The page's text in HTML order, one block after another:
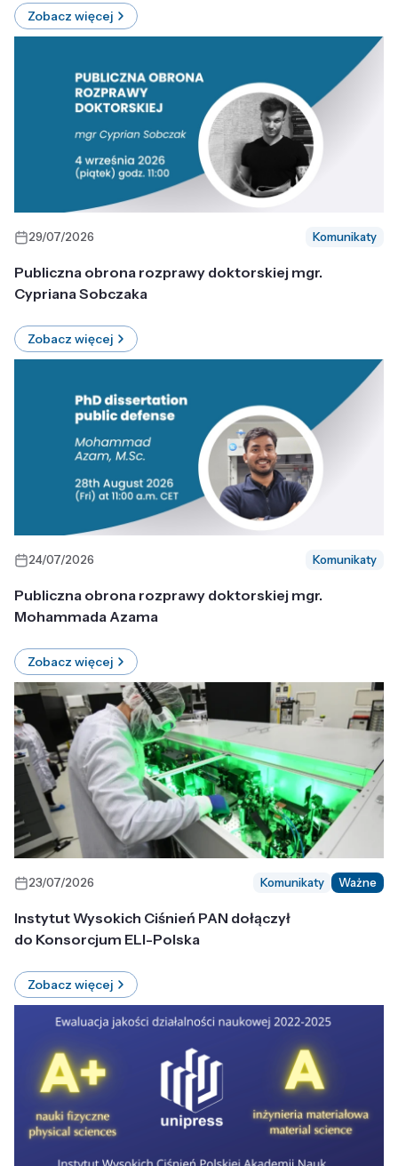
Zobacz więcej
29/07/2026 Komunikaty
Publiczna obrona rozprawy doktorskiej mgr.
Cypriana Sobczaka
Zobacz więcej
24/07/2026 Komunikaty
Publiczna obrona rozprawy doktorskiej mgr.
Mohammada Azama
Zobacz więcej
23/07/2026 Komunikaty Ważne
Instytut Wysokich Ciśnień PAN dołączył
do Konsorcjum ELI-Polska
Zobacz więcej